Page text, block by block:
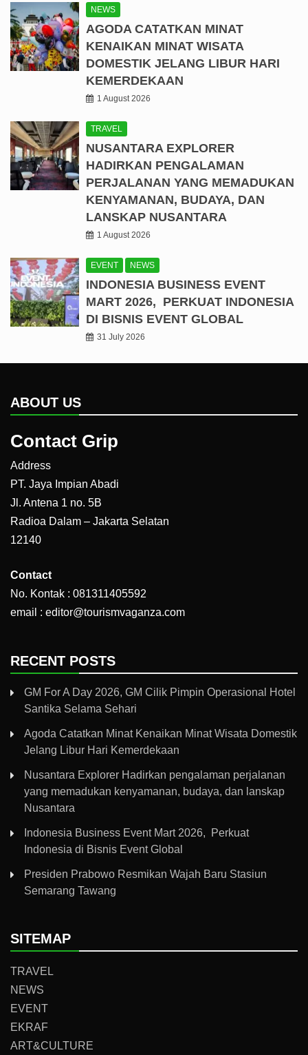
NEWS
AGODA CATATKAN MINAT
KENAIKAN MINAT WISATA
DOMESTIK JELANG LIBUR HARI
KEMERDEKAAN
1 August 2026
TRAVEL
NUSANTARA EXPLORER
HADIRKAN PENGALAMAN
PERJALANAN YANG MEMADUKAN
KENYAMANAN, BUDAYA, DAN
LANSKAP NUSANTARA
1 August 2026
EVENT NEWS
INDONESIA BUSINESS EVENT
MART 2026, PERKUAT INDONESIA
DI BISNIS EVENT GLOBAL
31 July 2026
ABOUT US
Contact Grip
Address
PT. Jaya Impian Abadi
Jl. Antena 1 no. 5B
Radioa Dalam – Jakarta Selatan
12140
Contact
No. Kontak : 081311405592
email : editor@tourismvaganza.com
RECENT POSTS
GM For A Day 2026, GM Cilik Pimpin Operasional Hotel
Santika Selama Sehari
Agoda Catatkan Minat Kenaikan Minat Wisata Domestik
Jelang Libur Hari Kemerdekaan
Nusantara Explorer Hadirkan pengalaman perjalanan
yang memadukan kenyamanan, budaya, dan lanskap
Nusantara
Indonesia Business Event Mart 2026, Perkuat
Indonesia di Bisnis Event Global
Presiden Prabowo Resmikan Wajah Baru Stasiun
Semarang Tawang
SITEMAP
TRAVEL
NEWS
EVENT
EKRAF
ART&CULTURE